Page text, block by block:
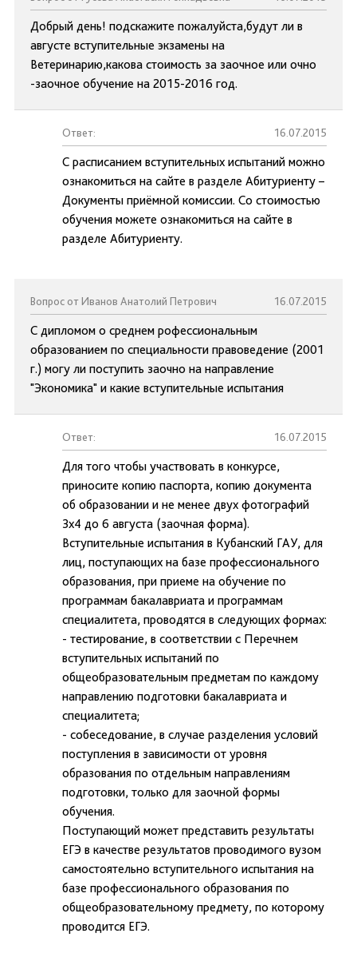
Добрый день! подскажите пожалуйста,будут ли в
августе вступительные экзамены на
Ветеринарию,какова стоимость за заочное или очно
-заочное обучение на 2015-2016 год.
Ответ: 16.07.2015
С расписанием вступительных испытаний можно
ознакомиться на сайте в разделе Абитуриенту –
Документы приёмной комиссии. Со стоимостью
обучения можете ознакомиться на сайте в
разделе Абитуриенту.
Вопрос от Иванов Анатолий Петрович 16.07.2015
С дипломом о среднем рофессиональным
образованием по специальности правоведение (2001
г.) могу ли поступить заочно на направление
"Экономика" и какие вступительные испытания
Ответ: 16.07.2015
Для того чтобы участвовать в конкурсе,
приносите копию паспорта, копию документа
об образовании и не менее двух фотографий
3х4 до 6 августа (заочная форма).
Вступительные испытания в Кубанский ГАУ, для
лиц, поступающих на базе профессионального
образования, при приеме на обучение по
программам бакалавриата и программам
специалитета, проводятся в следующих формах:
- тестирование, в соответствии с Перечнем
вступительных испытаний по
общеобразовательным предметам по каждому
направлению подготовки бакалавриата и
специалитета;
- собеседование, в случае разделения условий
поступления в зависимости от уровня
образования по отдельным направлениям
подготовки, только для заочной формы
обучения.
Поступающий может представить результаты
ЕГЭ в качестве результатов проводимого вузом
самостоятельно вступительного испытания на
базе профессионального образования по
общеобразовательному предмету, по которому
проводится ЕГЭ.